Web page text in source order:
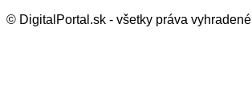
© DigitalPortal.sk - všetky práva vyhradené